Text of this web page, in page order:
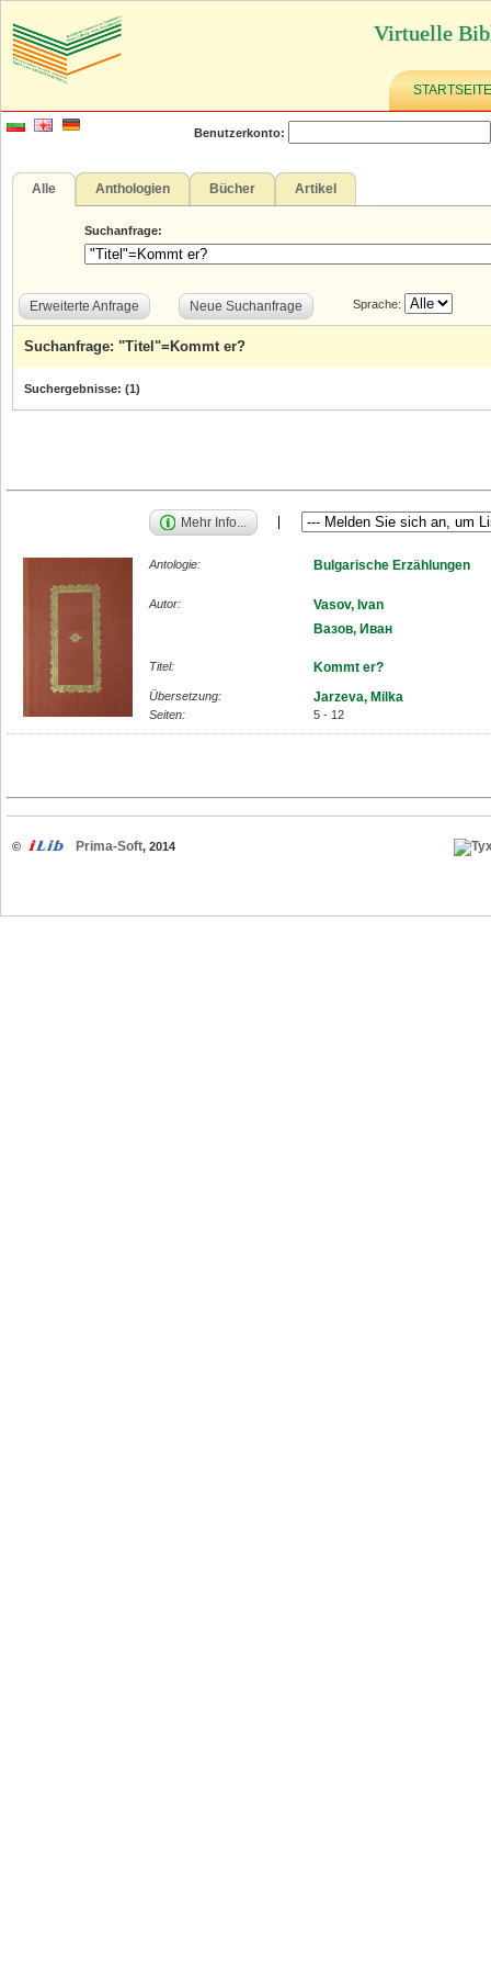
Virtuelle
STARTSEITE
Benutzerkonto:
Alle Anthologien Bücher Artikel
Suchanfrage:
Erweiterte Anfrage Neue Suchanfrage Sprache:
Suchanfrage: "Titel"=Kommt er?
Suchergebnisse: (1)
Mehr Info...
Antologie: Bulgarische Erzählungen
Autor:
Vasov, Ivan
Вазов, Иван
Titel: Kommt er?
Übersetzung: Jarzeva, Milka
Seiten: 5 - 12
© Prima-Soft, 2014